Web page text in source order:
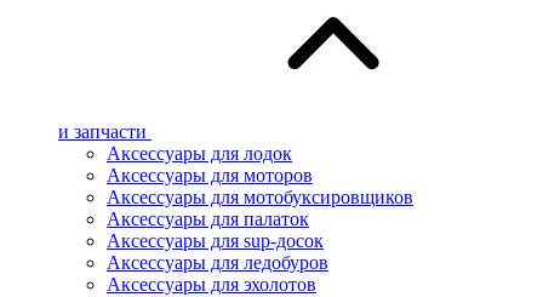
и запчасти
Аксессуары для лодок
Аксессуары для моторов
Аксессуары для мотобуксировщиков
Аксессуары для палаток
Аксессуары для sup-досок
Аксессуары для ледобуров
Аксессуары для эхолотов